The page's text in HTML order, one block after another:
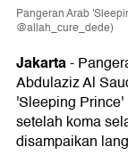
Pangeran Arab
@allah_cure_dede)
Jakarta-
Abdulaziz Al
'Sleeping
setelah koma
disampaikan